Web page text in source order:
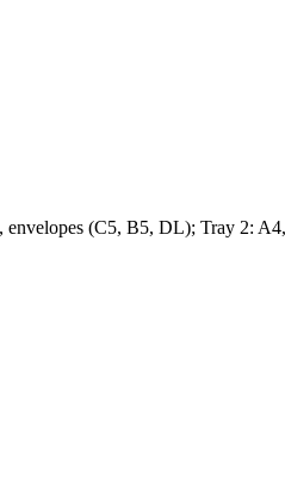
(C5, B5, DL); Tray 2: